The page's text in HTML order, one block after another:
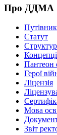
Про ДДМА
Статут
Герої
Ліцензія
Мова
Звіт